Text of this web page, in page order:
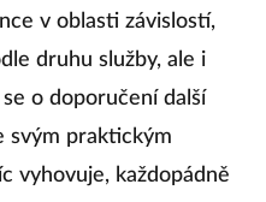
v oblasti závislostí,
druhu služby, ale i
o doporučení další
svým praktickým
vyhovuje, každopádně